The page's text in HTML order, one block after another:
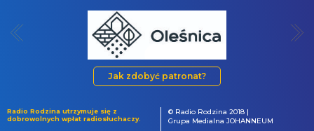
Jak zdobyć patronat?
Radio Rodzina utrzymuje się z
dobrowolnych wpłat radiosłuchaczy.
© Radio Rodzina 2018 |
Grupa Medialna JOHANNEUM